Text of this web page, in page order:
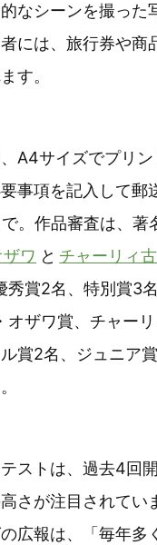
なシーンを撮った
には、旅行券や商
す。
A4サイズでプリン
事項を記入して郵
。作品審査は、著
ワ と チャーリィ
秀賞2名、特別賞3
オザワ賞、チャー
賞2名、ジュニア
ストは、過去4回
さが注目されてい
広報は、「毎年多